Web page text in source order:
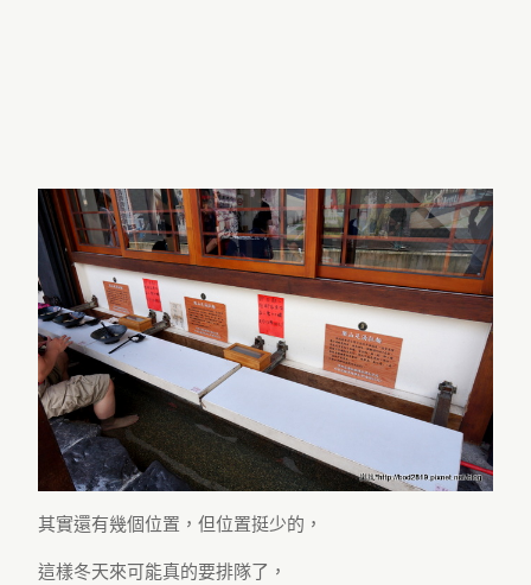
其實還有幾個位置，但位置挺少的，
這樣冬天來可能真的要排隊了，